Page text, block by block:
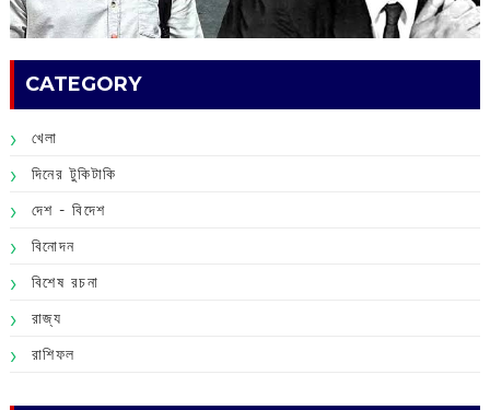
CATEGORY
খেলা
দিনের টুকিটাকি
দেশ - বিদেশ
বিনোদন
বিশেষ রচনা
রাজ্য
রাশিফল